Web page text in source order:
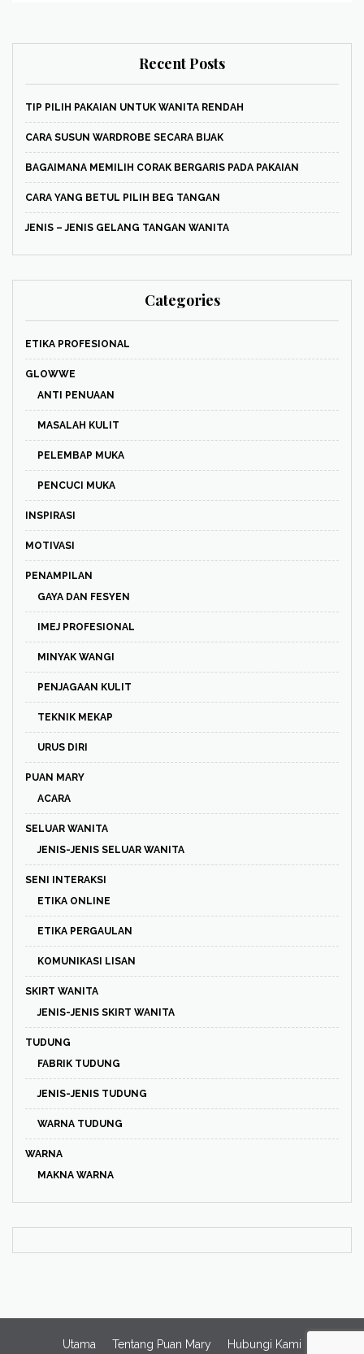
Recent Posts
TIP PILIH PAKAIAN UNTUK WANITA RENDAH
CARA SUSUN WARDROBE SECARA BIJAK
BAGAIMANA MEMILIH CORAK BERGARIS PADA PAKAIAN
CARA YANG BETUL PILIH BEG TANGAN
JENIS – JENIS GELANG TANGAN WANITA
Categories
ETIKA PROFESIONAL
GLOWWE
ANTI PENUAAN
MASALAH KULIT
PELEMBAP MUKA
PENCUCI MUKA
INSPIRASI
MOTIVASI
PENAMPILAN
GAYA DAN FESYEN
IMEJ PROFESIONAL
MINYAK WANGI
PENJAGAAN KULIT
TEKNIK MEKAP
URUS DIRI
PUAN MARY
ACARA
SELUAR WANITA
JENIS-JENIS SELUAR WANITA
SENI INTERAKSI
ETIKA ONLINE
ETIKA PERGAULAN
KOMUNIKASI LISAN
SKIRT WANITA
JENIS-JENIS SKIRT WANITA
TUDUNG
FABRIK TUDUNG
JENIS-JENIS TUDUNG
WARNA TUDUNG
WARNA
MAKNA WARNA
Utama Tentang Puan Mary Hubungi Kami